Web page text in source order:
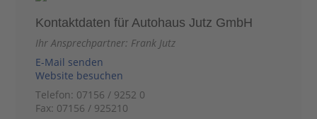
Kontaktdaten für Autohaus Jutz GmbH
Ihr Ansprechpartner: Frank Jutz
E-Mail senden
Website besuchen
Telefon: 07156 / 9252 0
Fax: 07156 / 925210